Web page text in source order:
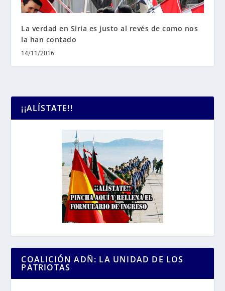
La verdad en Siria es justo al revés de como nos
la han contado
14/11/2016
¡¡ALÍSTATE!!
COALICIÓN ADÑ: LA UNIDAD DE LOS
PATRIOTAS